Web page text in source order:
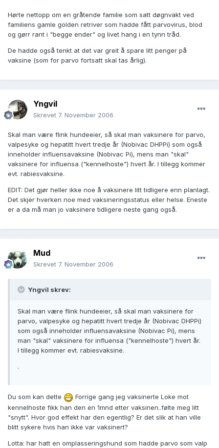
Hørte nettopp om en gråtende familie som satt døgnvakt ved
familiens gamle golden retriver som hadde fått parvovirus, blod
og gørr rant i "begge ender" og livet hang i en tynn tråd.
De hadde også tenkt at det var greit å spare litt penger på
vaksine (som for parvo fortsatt skal tas årlig).
Yngvil
Skrevet 7. November 2006
Skal man være flink hundeeier, så skal man vaksinere for parvo,
valpesyke og hepatitt hvert tredje år (Nobivac DHPPi) som også
inneholder influensavaksine (Nobivac Pi), mens man "skal"
vaksinere for influensa ("kennelhoste") hvert år. I tillegg kommer
evt. rabiesvaksine.
EDIT: Det gjør heller ikke noe å vaksinere litt tidligere enn planlagt.
Det skjer hverken noe med vaksineringsstatus eller helse. Eneste
er a da må man jo vaksinere tidligere neste gang også.
Mud
Skrevet 7. November 2006
Yngvil skrev:
Skal man være flink hundeeier, så skal man vaksinere for
parvo, valpesyke og hepatitt hvert tredje år (Nobivac DHPPi)
som også inneholder influensavaksine (Nobivac Pi), mens
man "skal" vaksinere for influensa ("kennelhoste") hvert år.
I tillegg kommer evt. rabiesvaksine.
.
Du som kan dette
Forrige gang jeg vaksinerte Loke mot
kennelhoste fikk han den en 1mnd etter vaksinen..følte meg litt
"snytt". Hvor god effekt har den egentlig? Er det slik at han ville
blitt sykere hvis han ikke var vaksinert?
Lotta: har hatt en omplasseringshund som hadde parvo som valp